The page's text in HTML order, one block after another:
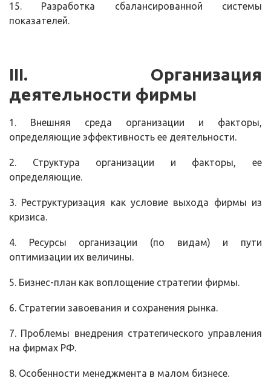
15. Разработка сбалансированной системы
показателей.
III. Организация
деятельности фирмы
1. Внешняя среда организации и факторы,
определяющие эффективность ее деятельности.
2. Структура организации и факторы, ее
определяющие.
3. Реструктуризация как условие выхода фирмы из
кризиса.
4. Ресурсы организации (по видам) и пути
оптимизации их величины.
5. Бизнес-план как воплощение стратегии фирмы.
6. Стратегии завоевания и сохранения рынка.
7. Проблемы внедрения стратегического управления
на фирмах РФ.
8. Особенности менеджмента в малом бизнесе.